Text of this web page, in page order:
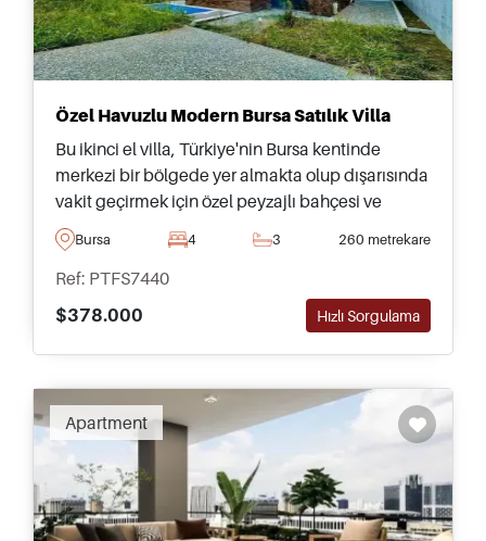
Özel Havuzlu Modern Bursa Satılık Villa
Bu ikinci el villa, Türkiye'nin Bursa kentinde
merkezi bir bölgede yer almakta olup dışarısında
vakit geçirmek için özel peyzajlı bahçesi ve
yüzme havuzu bulunmaktadır – ziyaretinizi
ayarlamak için bugün iletişime geçin.
Bursa 4 3 260 metrekare
Ref: PTFS7440
$378.000
Hızlı Sorgulama
Recommended
Apartment